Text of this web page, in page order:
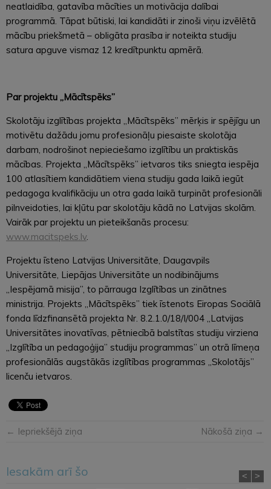
neatlaidība, gatavība mācīties un motivācija dalībai
programmā. Tāpat būtiski, lai kandidāti ir zinoši viņu izvēlētā
mācību priekšmetā – obligāta prasība ir noteikta studiju
satura apguve vismaz 12 kredītpunktu apmērā.
Par projektu „Mācītspēks”
Skolotāju izglītības projekta „Mācītspēks” mērķis ir spējīgu un
motivētu dažādu jomu profesionāļu piesaiste skolotāja
darbam, nodrošinot nepieciešamo izglītību un praktiskās
mācības. Projekta „Mācītspēks” ietvaros tiks sniegta iespēja
100 atlasītiem kandidātiem viena studiju gada laikā iegūt
pedagoga kvalifikāciju un otra gada laikā turpināt profesionāli
pilnveidoties, lai kļūtu par skolotāju kādā no Latvijas skolām.
Vairāk par projektu un pieteikšanās procesu:
www.macitspeks.lv.
Projektu īsteno Latvijas Universitāte, Daugavpils
Universitāte, Liepājas Universitāte un nodibinājums
„Iespējamā misija”, to pārrauga Izglītības un zinātnes
ministrija. Projekts „Mācītspēks” tiek īstenots Eiropas Sociālā
fonda līdzfinansētā projekta Nr. 8.2.1.0/18/I/004 „Latvijas
Universitātes inovatīvas, pētniecībā balstītas studiju virziena
„Izglītība un pedagoģija” studiju programmas” un otrā līmeņa
profesionālās augstākās izglītības programmas „Skolotājs”
licenču ietvaros.
← Iepriekšējā ziņa Nākošā ziņa →
Iesakām arī šo < >